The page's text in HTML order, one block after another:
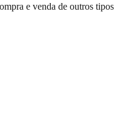
e venda de outros tipos